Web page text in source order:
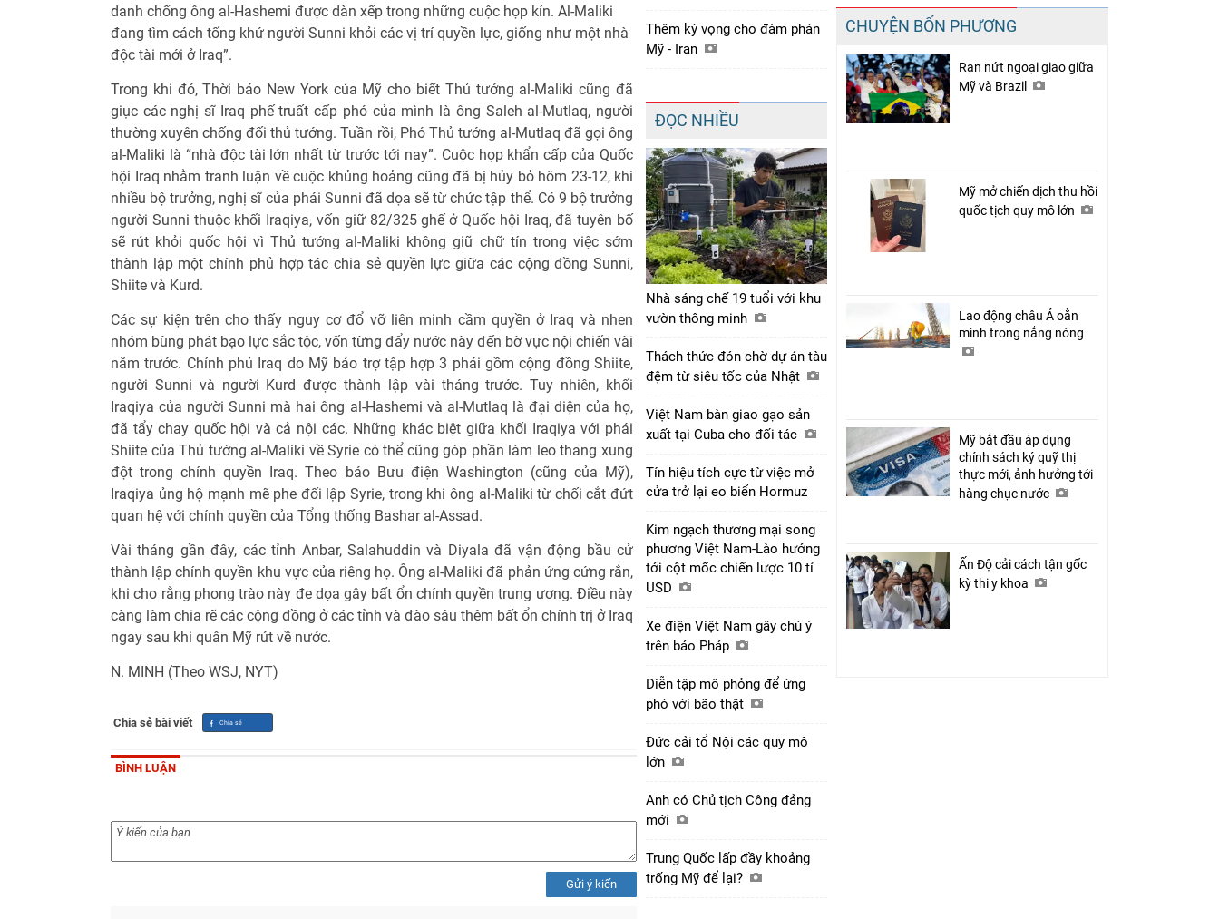
danh chống ông al-Hashemi được dàn xếp trong những cuộc họp kín. Al-Maliki
đang tìm cách tống khứ người Sunni khỏi các vị trí quyền lực, giống như một nhà
độc tài mới ở Iraq”.
Trong khi đó, Thời báo New York của Mỹ cho biết Thủ tướng al-Maliki cũng đã
giục các nghị sĩ Iraq phế truất cấp phó của mình là ông Saleh al-Mutlaq, người
thường xuyên chống đối thủ tướng. Tuần rồi, Phó Thủ tướng al-Mutlaq đã gọi ông
al-Maliki là “nhà độc tài lớn nhất từ trước tới nay”. Cuộc họp khẩn cấp của Quốc
hội Iraq nhằm tranh luận về cuộc khủng hoảng cũng đã bị hủy bỏ hôm 23-12, khi
nhiều bộ trưởng, nghị sĩ của phái Sunni đã dọa sẽ từ chức tập thể. Có 9 bộ trưởng
người Sunni thuộc khối Iraqiya, vốn giữ 82/325 ghế ở Quốc hội Iraq, đã tuyên bố
sẽ rút khỏi quốc hội vì Thủ tướng al-Maliki không giữ chữ tín trong việc sớm
thành lập một chính phủ hợp tác chia sẻ quyền lực giữa các cộng đồng Sunni,
Shiite và Kurd.
Các sự kiện trên cho thấy nguy cơ đổ vỡ liên minh cầm quyền ở Iraq và nhen
nhóm bùng phát bạo lực sắc tộc, vốn từng đẩy nước này đến bờ vực nội chiến vài
năm trước. Chính phủ Iraq do Mỹ bảo trợ tập hợp 3 phái gồm cộng đồng Shiite,
người Sunni và người Kurd được thành lập vài tháng trước. Tuy nhiên, khối
Iraqiya của người Sunni mà hai ông al-Hashemi và al-Mutlaq là đại diện của họ,
đã tẩy chay quốc hội và cả nội các. Những khác biệt giữa khối Iraqiya với phái
Shiite của Thủ tướng al-Maliki về Syrie có thể cũng góp phần làm leo thang xung
đột trong chính quyền Iraq. Theo báo Bưu điện Washington (cũng của Mỹ),
Iraqiya ủng hộ mạnh mẽ phe đối lập Syrie, trong khi ông al-Maliki từ chối cắt đứt
quan hệ với chính quyền của Tổng thống Bashar al-Assad.
Vài tháng gần đây, các tỉnh Anbar, Salahuddin và Diyala đã vận động bầu cử
thành lập chính quyền khu vực của riêng họ. Ông al-Maliki đã phản ứng cứng rắn,
khi cho rằng phong trào này đe dọa gây bất ổn chính quyền trung ương. Điều này
càng làm chia rẽ các cộng đồng ở các tỉnh và đào sâu thêm bất ổn chính trị ở Iraq
ngay sau khi quân Mỹ rút về nước.
N. MINH (Theo WSJ, NYT)
Chia sẻ bài viết
BÌNH LUẬN
Gửi ý kiến
Thêm kỳ vọng cho đàm phán
Mỹ - Iran
ĐỌC NHIỀU
Nhà sáng chế 19 tuổi với khu
vườn thông minh
Thách thức đón chờ dự án tàu
đệm từ siêu tốc của Nhật
Việt Nam bàn giao gạo sản
xuất tại Cuba cho đối tác
Tín hiệu tích cực từ việc mở
cửa trở lại eo biển Hormuz
Kim ngạch thương mại song
phương Việt Nam-Lào hướng
tới cột mốc chiến lược 10 tỉ
USD
Xe điện Việt Nam gây chú ý
trên báo Pháp
Diễn tập mô phỏng để ứng
phó với bão thật
Đức cải tổ Nội các quy mô
lớn
Anh có Chủ tịch Công đảng
mới
Trung Quốc lấp đầy khoảng
trống Mỹ để lại?
CHUYỆN BỐN PHƯƠNG
Rạn nứt ngoại giao giữa
Mỹ và Brazil
Mỹ mở chiến dịch thu hồi
quốc tịch quy mô lớn
Lao động châu Á oằn
mình trong nắng nóng
Mỹ bắt đầu áp dụng
chính sách ký quỹ thị
thực mới, ảnh hưởng tới
hàng chục nước
Ấn Độ cải cách tận gốc
kỳ thi y khoa